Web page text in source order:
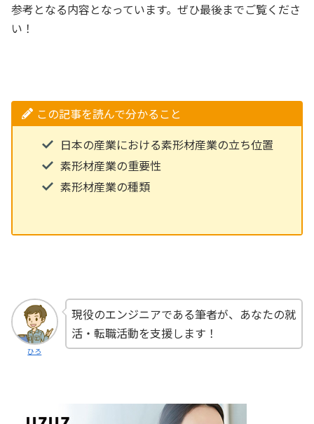
参考となる内容となっています。ぜひ最後までご覧くださ
い！
この記事を読んで分かること
日本の産業における素形材産業の立ち位置
素形材産業の重要性
素形材産業の種類
ひろ
現役のエンジニアである筆者が、あなたの就
活・転職活動を支援します！